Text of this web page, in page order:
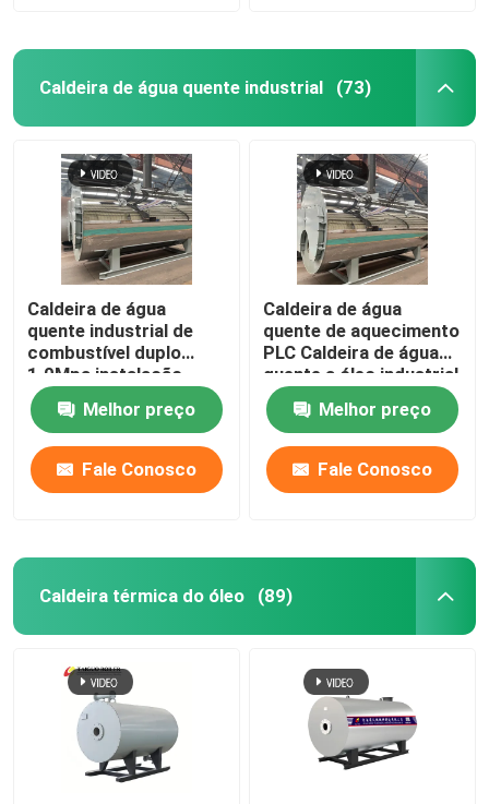
Caldeira de água quente industrial (73)
Caldeira de água
quente industrial de
combustível duplo
1.0Mpa instalação
rápida
Melhor preço
Fale Conosco
Caldeira de água
quente de aquecimento
PLC Caldeira de água
quente a óleo industrial
Melhor preço
Fale Conosco
Caldeira térmica do óleo (89)